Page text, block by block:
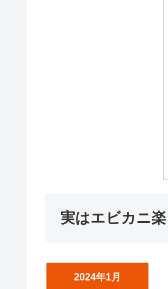
実はエビカニ
2024年1月